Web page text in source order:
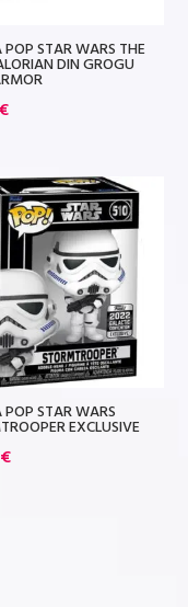
POP STAR WARS THE
DIN GROGU
€
POP STAR WARS
EXCLUSIVE
€